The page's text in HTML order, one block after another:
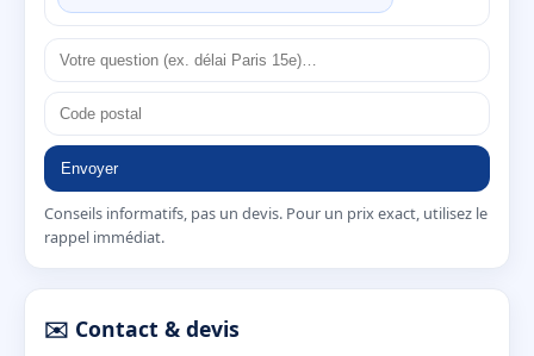
Envoyer
Conseils informatifs, pas un devis. Pour un prix exact, utilisez le
rappel immédiat.
✉️ Contact & devis